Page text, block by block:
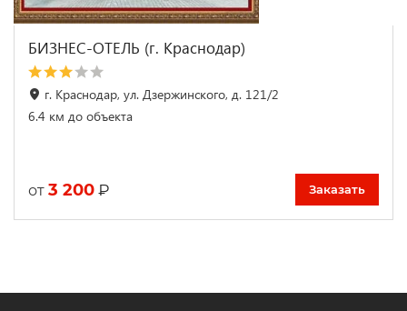
БИЗНЕС-ОТЕЛЬ (г. Краснодар)
г. Краснодар, ул. Дзержинского, д. 121/2
6.4 км до объекта
от 3 200 ₽ Заказать